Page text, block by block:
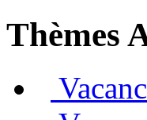
Thèmes